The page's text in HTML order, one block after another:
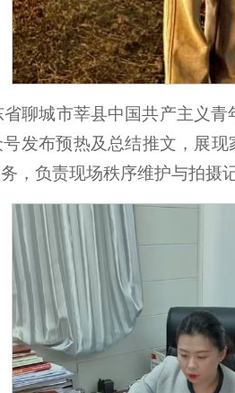
聊城市莘县中国共产主义
发布预热及总结推文，展
，负责现场秩序维护与拍摄